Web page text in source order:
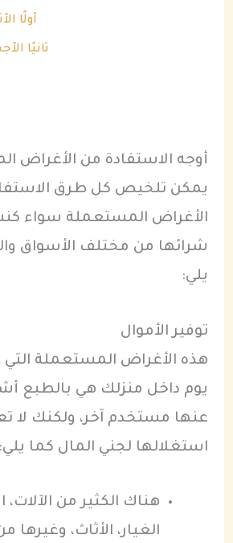
أولًا
ثانيًا
أوجه الاستفادة من الأغراض
يمكن تلخيص كل طرق
الأغراض المستعملة سواء
شرائها من مختلف الأسواق
يلي:
توفير الأموال
هذه الأغراض المستعملة التي
يوم داخل منزلك هي بالطبع
عنها مستخدم آخر، ولكنك لا
استغلالها لجني المال كما يلي:
هناك الكثير من الآلات،
الغيار، الأثاث، وغيرها